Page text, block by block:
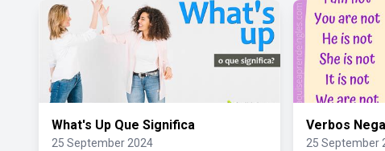
What's Up Que Significa
25 September 2024
Verbos
25 September